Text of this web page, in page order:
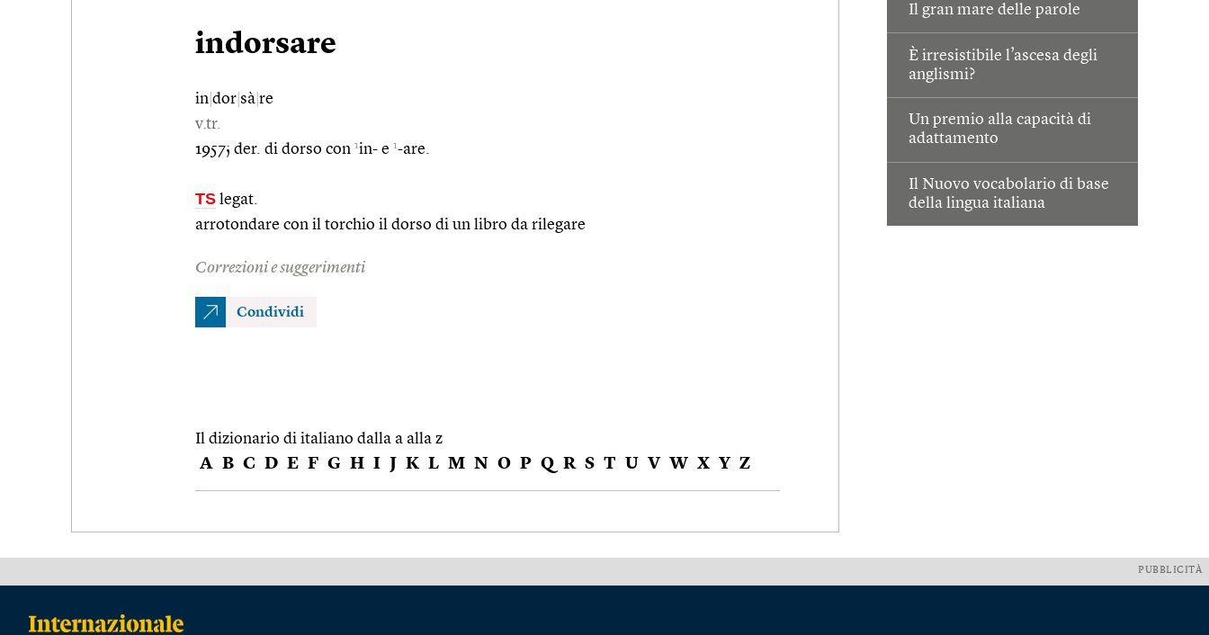
Il gran mare delle parole
È irresistibile l’ascesa degli
anglismi?
Un premio alla capacità di
adattamento
Il Nuovo vocabolario di base
della lingua italiana
indorsare
in dor sà re
v.tr.
1957; der. di dorso con 1in- e 1-are.
TS legat.
arrotondare con il torchio il dorso di un libro da rilegare
Correzioni e suggerimenti
Condividi
Il dizionario di italiano dalla a alla z
A B C D E F G H I J K L M N O P Q R S T U V W X Y Z
PUBBLICITÀ